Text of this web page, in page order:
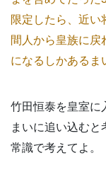
限定したら、近い
間人から皇族に戻
になるしかあるま
竹田恒泰を皇室に
まいに追い込むと
常識で考えてよ。